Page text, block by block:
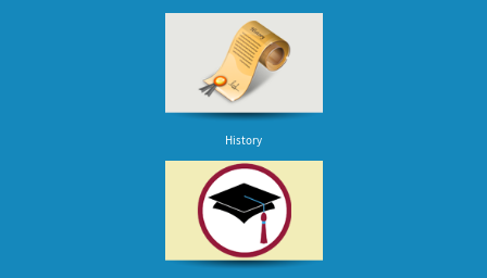
History